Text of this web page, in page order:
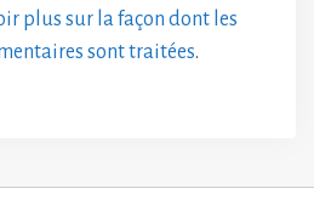
plus sur la façon dont les
sont traitées.